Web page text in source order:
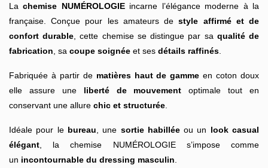
Lachemise NUMÉROLOGIEincarne l’élégance moderne à la
française. Conçue pour les amateurs destyle affirmé et de
confort durable , cette chemise se distingue par sa qualité de
fabrication , sa coupe soignée et ses détails raffinés
Fabriquée à partir de matières haut de gamme en coton doux
elle assure une liberté de mouvement optimale tout en
conservant une allure chic et structurée
Idéale pour le bureau , une sortie habilléeou un look casual
élégant , la chemise NUMÉROLOGIE s’impose comme
un incontournable du dressing masculin